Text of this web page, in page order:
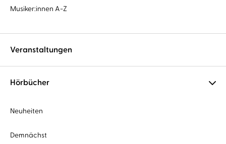
Musiker:innen A-Z
Veranstaltungen
Hörbücher
Neuheiten
Demnächst